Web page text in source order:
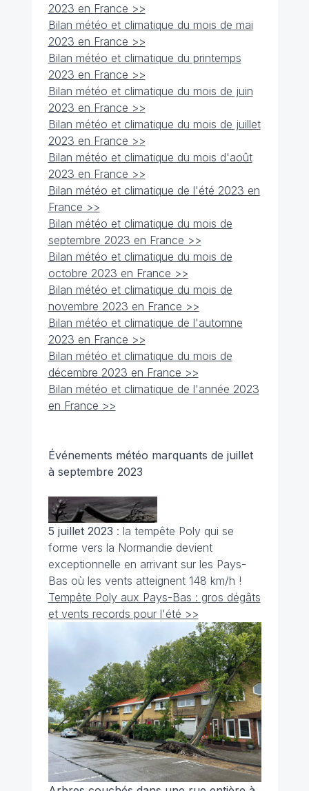
2023 en France >>
Bilan météo et climatique du mois de mai
2023 en France >>
Bilan météo et climatique du printemps
2023 en France >>
Bilan météo et climatique du mois de juin
2023 en France >>
Bilan météo et climatique du mois de juillet
2023 en France >>
Bilan météo et climatique du mois d'août
2023 en France >>
Bilan météo et climatique de l'été 2023 en
France >>
Bilan météo et climatique du mois de
septembre 2023 en France >>
Bilan météo et climatique du mois de
octobre 2023 en France >>
Bilan météo et climatique du mois de
novembre 2023 en France >>
Bilan météo et climatique de l'automne
2023 en France >>
Bilan météo et climatique du mois de
décembre 2023 en France >>
Bilan météo et climatique de l'année 2023
en France >>
Événements météo marquants de juillet
à septembre 2023
5 juillet 2023 : la tempête Poly qui se
forme vers la Normandie devient
exceptionnelle en arrivant sur les Pays-
Bas où les vents atteignent 148 km/h !
Tempête Poly aux Pays-Bas : gros dégâts
et vents records pour l'été >>